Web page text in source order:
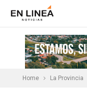
Home La Provincia